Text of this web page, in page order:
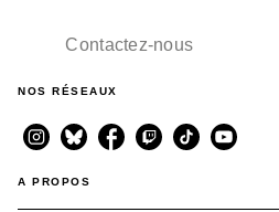
Contactez-nous
NOS RÉSEAUX
A PROPOS